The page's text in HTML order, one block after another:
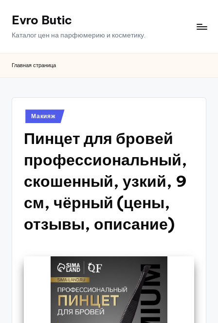
ПерейтиEvro Butic
Каталог цен на парфюмерию и косметику.
Главная страница
Опубликовано
в
Макияж
Пинцет для бровей
профессиональный,
скошенный, узкий, 9
см, чёрный (цены,
отзывы, описание)